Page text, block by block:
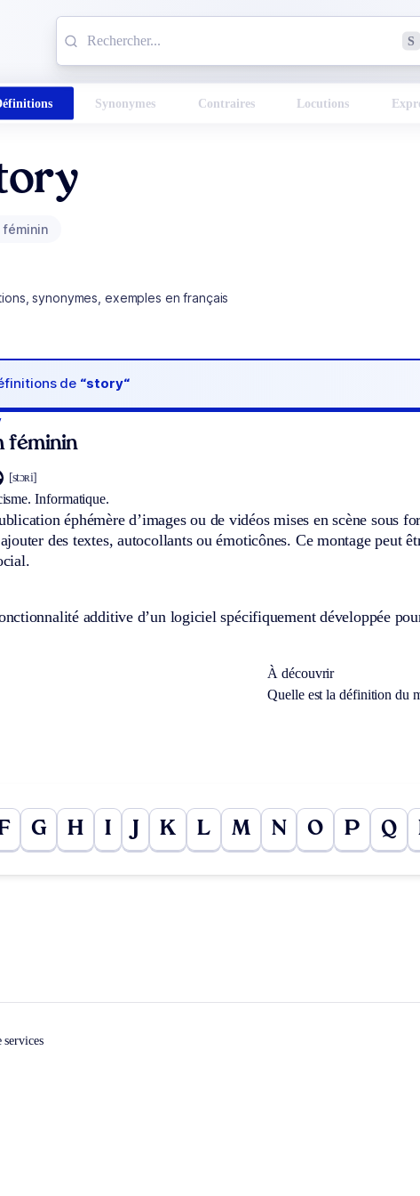
S
Synonymes Contraires Locutions
féminin
synonymes, exemples en français
de “story“
féminin
[stɔʀi]
Informatique.
éphémère d’images ou de vidéos mises en scène sous
des textes, autocollants ou émoticônes. Ce montage peut
additive d’un logiciel spécifiquement développée
À découvrir
Quelle est la définition du
G H I K L M N O P Q
services